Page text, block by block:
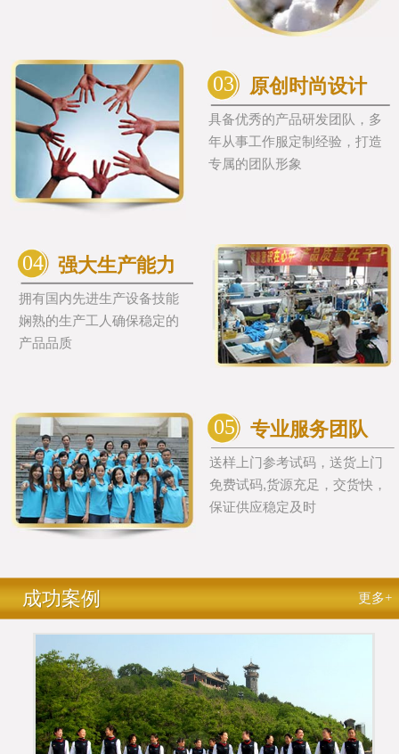
03 原创时尚设计
具备优秀的产品研发团队，多
年从事工作服定制经验，打造
专属的团队形象
04 强大生产能力
拥有国内先进生产设备技能
娴熟的生产工人确保稳定的
产品品质
05 专业服务团队
送样上门参考试码，送货上门
免费试码,货源充足，交货快，
保证供应稳定及时
更多+
成功案例